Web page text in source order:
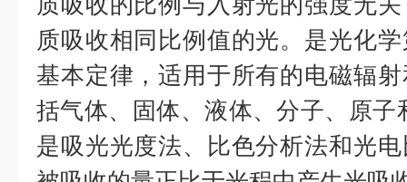
质吸收相同比例值的光。是光化
基本定律，适用于所有的电磁辐
括气体、固体、液体、分子、原
是吸光光度法、比色分析法和光